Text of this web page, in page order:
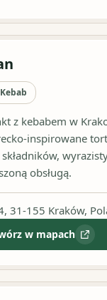
Kebab
z kebabem w
obsługą.
31-155 Kraków,
w mapach
:Kebab Soltan